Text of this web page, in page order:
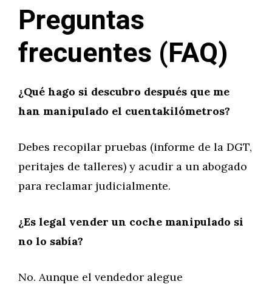
Preguntas
frecuentes (FAQ)
¿Qué hago si descubro después que me
han manipulado el cuentakilómetros?
Debes recopilar pruebas (informe de la DGT,
peritajes de talleres) y acudir a un abogado
para reclamar judicialmente.
¿Es legal vender un coche manipulado si
no lo sabía?
No. Aunque el vendedor alegue